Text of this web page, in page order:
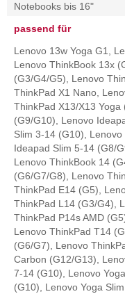
Notebooks bis 16"
passend für
Lenovo 13w Yoga G1,
Lenovo ThinkBook 13x
(G3/G4/G5), Lenovo
ThinkPad X1 Nano,
ThinkPad X13/X13
(G9/G10), Lenovo
Slim 3-14 (G10),
Ideapad Slim 5-14 (G8/
Lenovo ThinkBook 14
(G6/G7/G8), Lenovo
ThinkPad E14 (G5),
ThinkPad L14 (G3/G4),
ThinkPad P14s AMD
Lenovo ThinkPad T14
(G6/G7), Lenovo
Carbon (G12/G13),
7-14 (G10), Lenovo
(G10), Lenovo Yoga